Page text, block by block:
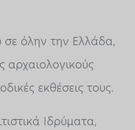
σε όλην την Ελλάδα,
αρχαιολογικούς
εκθέσεις τους.
Ιδρύματα,